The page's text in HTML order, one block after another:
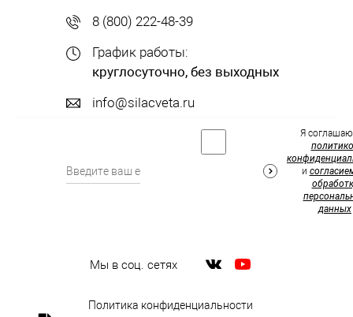
8 (800) 222-48-39
График работы:
круглосуточно, без выходных
info@silacveta.ru
Мы в соц. сетях
Я
и
данных
Политика конфиденциальности